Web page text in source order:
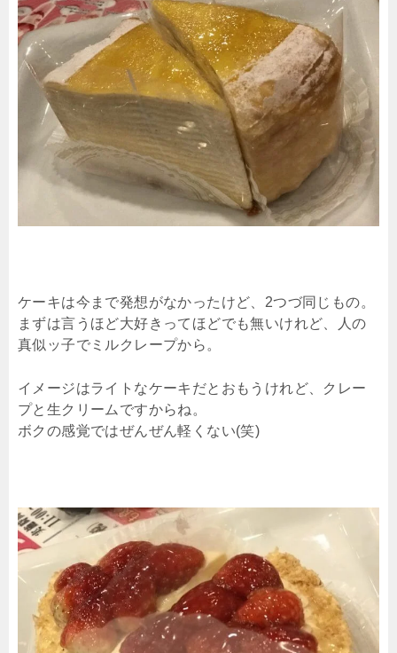
ケーキは今まで発想がなかったけど、2つづ同じもの。
まずは言うほど大好きってほどでも無いけれど、人の
真似ッ子でミルクレープから。
イメージはライトなケーキだとおもうけれど、クレー
プと生クリームですからね。
ボクの感覚ではぜんぜん軽くない(笑)